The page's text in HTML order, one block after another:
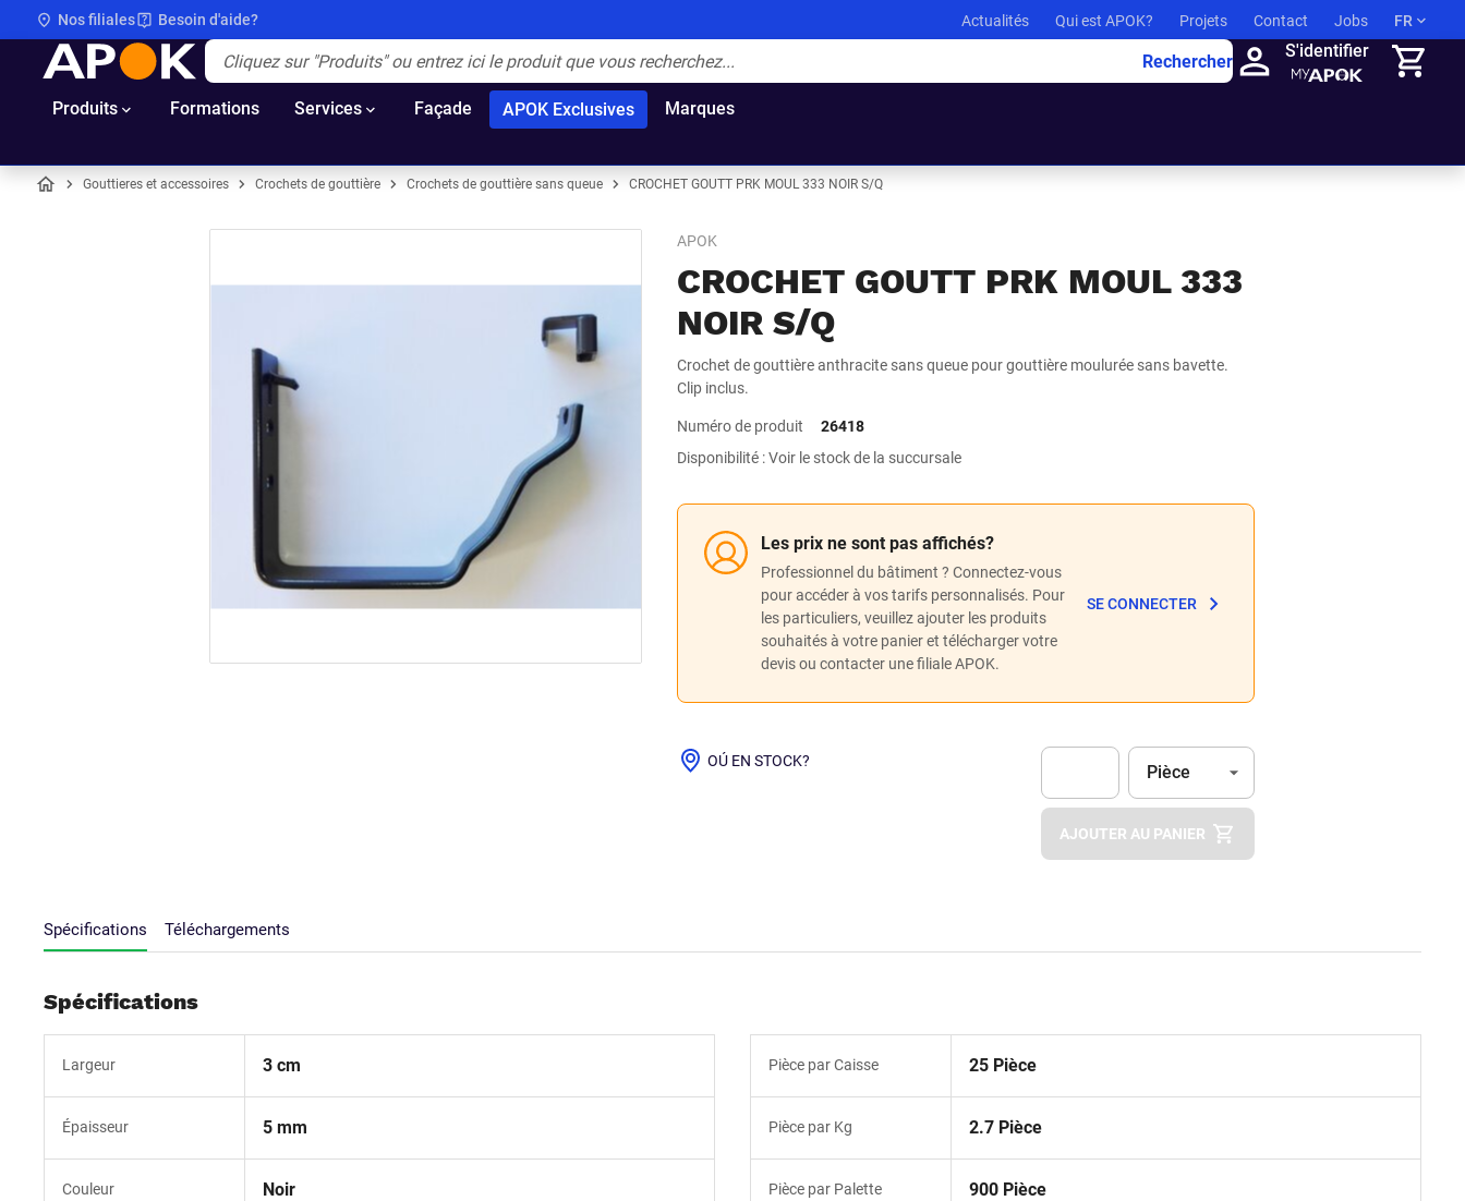
Nos filiales Besoin d'aide? Actualités Qui est APOK? Projets Contact Jobs FR
APOK Rechercher
S'identifier
Produits Formations Services Façade APOK Exclusives Marques
Gouttieres et accessoires Crochets de gouttière Crochets de gouttière sans queue CROCHET GOUTT PRK MOUL 333 NOIR S/Q
APOK
CROCHET GOUTT PRK MOUL 333
NOIR S/Q
Crochet de gouttière anthracite sans queue pour gouttière moulurée sans bavette.
Clip inclus.
Numéro de produit
26418
Disponibilité : Voir le stock de la succursale
Les prix ne sont pas affichés?
Professionnel du bâtiment ? Connectez-vous
pour accéder à vos tarifs personnalisés. Pour
les particuliers, veuillez ajouter les produits
souhaités à votre panier et télécharger votre
devis ou contacter une filiale APOK.
SE CONNECTER
OÚ EN STOCK?
Apok.Product.Detail.AddToCart.Quantity
Unité
Pièce
AJOUTER AU PANIER
Spécifications Téléchargements
Spécifications
Largeur 3 cm
Épaisseur 5 mm
Couleur Noir
Pièce par Caisse 25 Pièce
Pièce par Kg 2.7 Pièce
Pièce par Palette 900 Pièce